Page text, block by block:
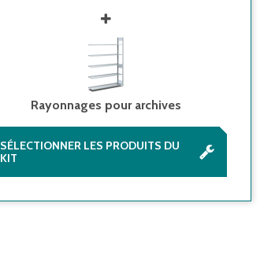
Rayonnages pour archives
SÉLECTIONNER LES PRODUITS DU
KIT